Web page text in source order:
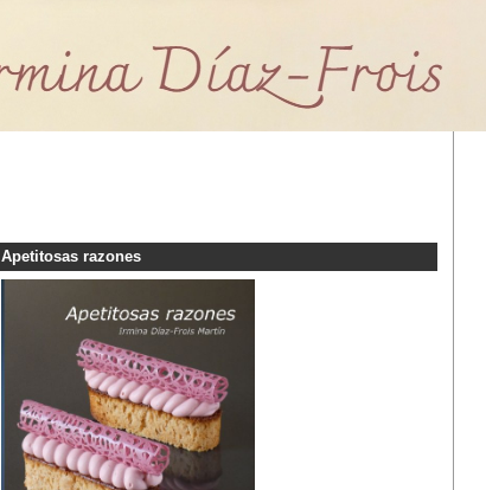
Apetitosas razones